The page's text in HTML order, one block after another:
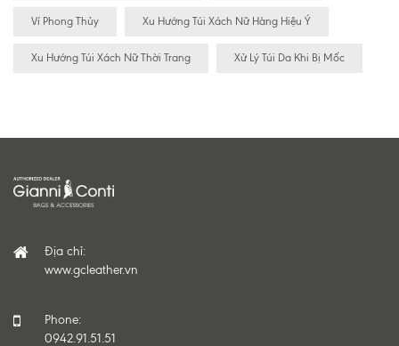
Ví Phong Thủy Xu Hướng Túi Xách Nữ Hàng Hiệu Ý
Xu Hướng Túi Xách Nữ Thời Trang Xử Lý Túi Da Khi Bị Mốc
Địa chỉ:
www.gcleather.vn
Phone:
0942.91.51.51